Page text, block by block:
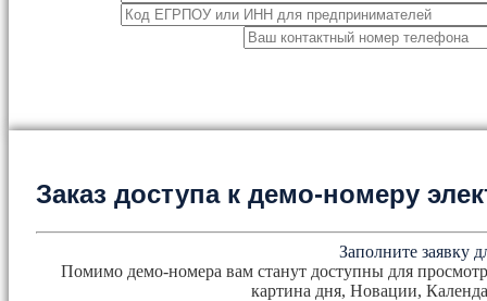
Заказ доступа к демо-номеру
Заполните заявку
Помимо демо-номера вам станут доступны для
картина дня, Новации,